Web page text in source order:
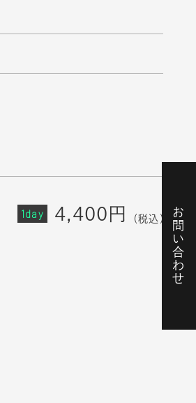
お問い合わせ
1day 4,400円 （税込）